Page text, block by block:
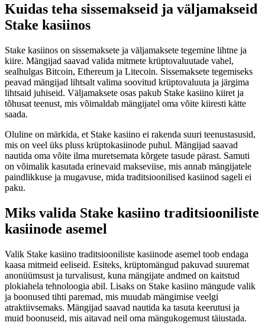
Kuidas teha sissemakseid ja väljamakseid
Stake kasiinos
Stake kasiinos on sissemaksete ja väljamaksete tegemine lihtne ja
kiire. Mängijad saavad valida mitmete krüptovaluutade vahel,
sealhulgas Bitcoin, Ethereum ja Litecoin. Sissemaksete tegemiseks
peavad mängijad lihtsalt valima soovitud krüptovaluuta ja järgima
lihtsaid juhiseid. Väljamaksete osas pakub Stake kasiino kiiret ja
tõhusat teenust, mis võimaldab mängijatel oma võite kiiresti kätte
saada.
Oluline on märkida, et Stake kasiino ei rakenda suuri teenustasusid,
mis on veel üks pluss krüptokasiinode puhul. Mängijad saavad
nautida oma võite ilma muretsemata kõrgete tasude pärast. Samuti
on võimalik kasutada erinevaid makseviise, mis annab mängijatele
paindlikkuse ja mugavuse, mida traditsioonilised kasiinod sageli ei
paku.
Miks valida Stake kasiino traditsiooniliste
kasiinode asemel
Valik Stake kasiino traditsiooniliste kasiinode asemel toob endaga
kaasa mitmeid eeliseid. Esiteks, krüptomängud pakuvad suuremat
anonüümsust ja turvalisust, kuna mängijate andmed on kaitstud
plokiahela tehnoloogia abil. Lisaks on Stake kasiino mängude valik
ja boonused tihti paremad, mis muudab mängimise veelgi
atraktiivsemaks. Mängijad saavad nautida ka tasuta keerutusi ja
muid boonuseid, mis aitavad neil oma mängukogemust täiustada.